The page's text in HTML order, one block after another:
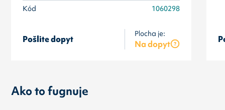
Kód 1060298
Pošlite dopyt
Plocha je:
Na dopyt
Ako to fugnuje